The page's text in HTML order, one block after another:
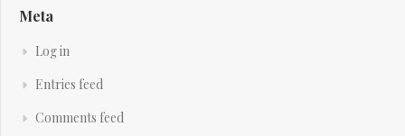
Meta
Log in
Entries feed
Comments feed